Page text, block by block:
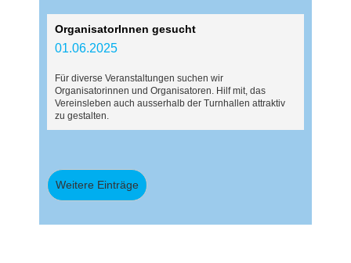
OrganisatorInnen gesucht
01.06.2025
Für diverse Veranstaltungen suchen wir
Organisatorinnen und Organisatoren. Hilf mit, das
Vereinsleben auch ausserhalb der Turnhallen attraktiv
zu gestalten.
Weitere Einträge